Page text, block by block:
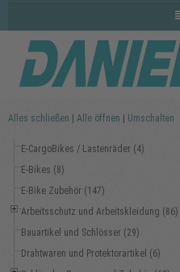
Alles schließen Alle öffnen Umschalten
E-CargoBikes / Lastenräder (4)
E-Bikes (8)
E-Bike Zubehör (147)
Arbeitsschutz und Arbeitskleidung (86)
Bauartikel und Schlösser (29)
Drahtwaren und Protektorartikel (6)